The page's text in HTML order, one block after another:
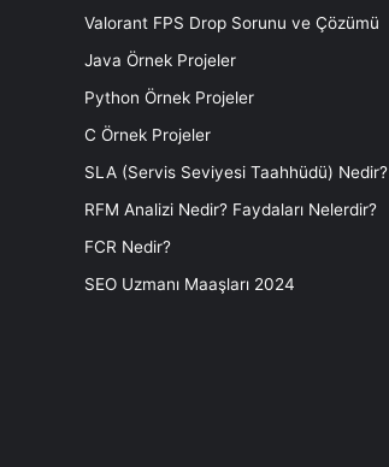
Valorant FPS Drop Sorunu ve Çözümü
Java Örnek Projeler
Python Örnek Projeler
C Örnek Projeler
SLA (Servis Seviyesi Taahhüdü) Nedir?
RFM Analizi Nedir? Faydaları Nelerdir?
FCR Nedir?
SEO Uzmanı Maaşları 2024